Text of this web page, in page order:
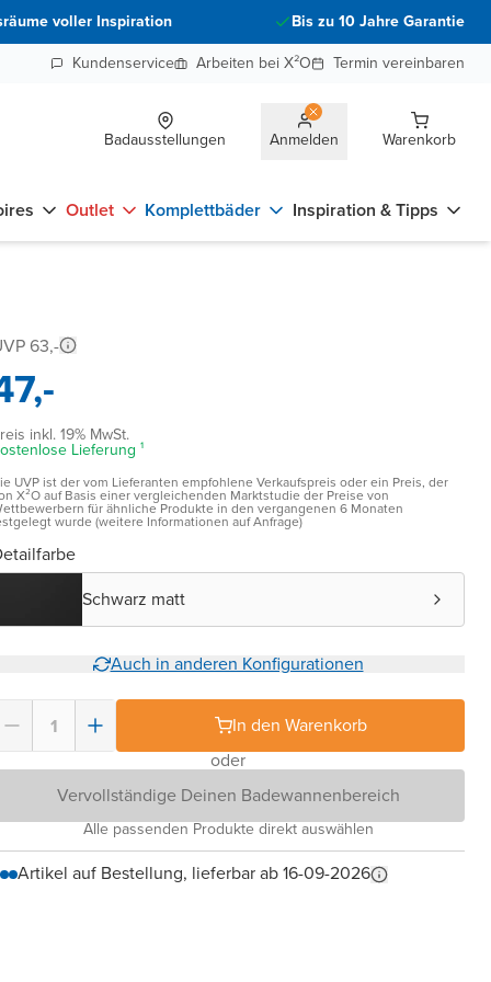
voller Inspiration
Bis zu 10 Jahre Garantie
Kundenservice
Arbeiten bei X²O Termin vereinbaren
Badausstellungen Anmelden Warenkorb
Outlet Komplettbäder Inspiration & Tipps
63,-
inkl. 19% MwSt.
Lieferung ¹
UVP ist der vom Lieferanten empfohlene Verkaufspreis oder ein Preis, der
X²O auf Basis einer vergleichenden Marktstudie der Preise von
für ähnliche Produkte in den vergangenen 6 Monaten
wurde (weitere Informationen auf Anfrage)
Schwarz matt
Auch in anderen Konfigurationen
In den Warenkorb
oder
Vervollständige Deinen Badewannenbereich
Alle passenden Produkte direkt auswählen
Artikel auf Bestellung, lieferbar ab 16-09-2026